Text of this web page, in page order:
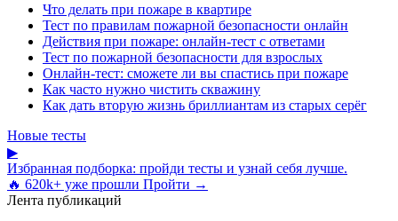
Что делать при пожаре в квартире
Тест по правилам пожарной безопасности онлайн
Действия при пожаре: онлайн-тест с ответами
Тест по пожарной безопасности для взрослых
Онлайн-тест: сможете ли вы спастись при пожаре
Как часто нужно чистить скважину
Как дать вторую жизнь бриллиантам из старых серёг
Новые тесты
▶
Избранная подборка: пройди тесты и узнай себя лучше.
🔥 620k+ уже прошли Пройти →
Лента публикаций